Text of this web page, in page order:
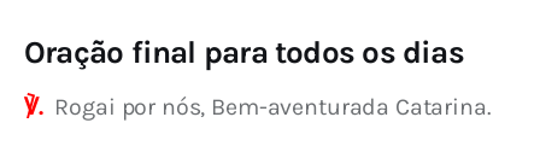
Oração final para todos os dias
℣. Rogai por nós, Bem-aventurada Catarina.